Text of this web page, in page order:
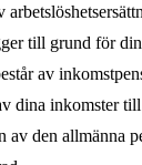
till grund för
av
dina inkomster
av den allmänna